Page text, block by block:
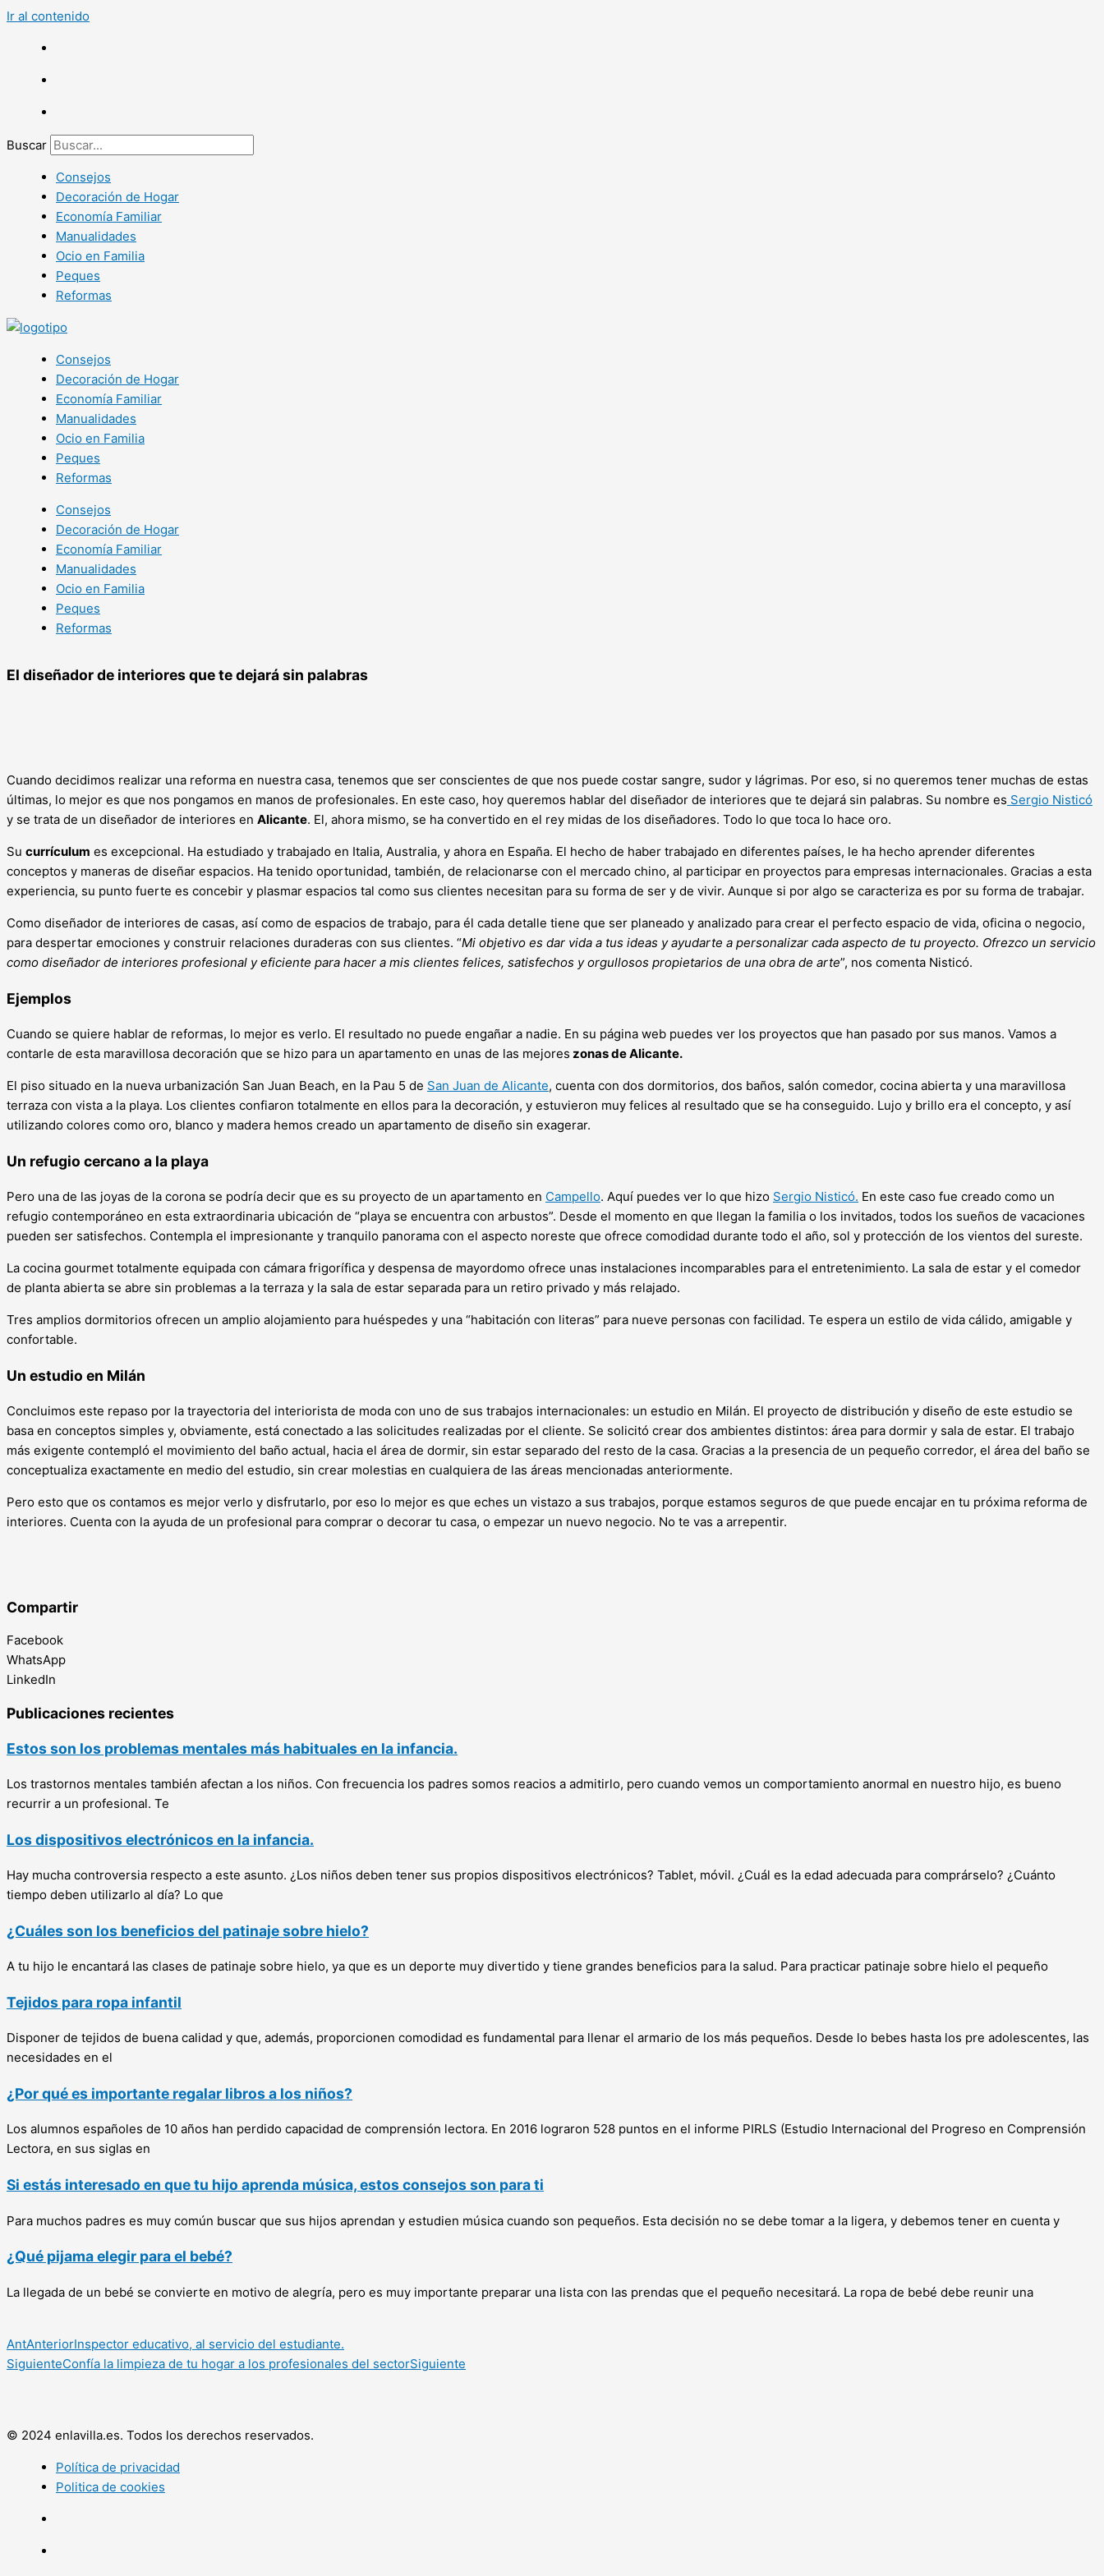
Ir al contenido
Buscar
Consejos
Decoración de Hogar
Economía Familiar
Manualidades
Ocio en Familia
Peques
Reformas
Consejos
Decoración de Hogar
Economía Familiar
Manualidades
Ocio en Familia
Peques
Reformas
Consejos
Decoración de Hogar
Economía Familiar
Manualidades
Ocio en Familia
Peques
Reformas
El diseñador de interiores que te dejará sin palabras
Cuando decidimos realizar una reforma en nuestra casa, tenemos que ser conscientes de que nos puede costar sangre, sudor y lágrimas. Por eso, si no queremos tener muchas de estas
últimas, lo mejor es que nos pongamos en manos de profesionales. En este caso, hoy queremos hablar del diseñador de interiores que te dejará sin palabras. Su nombre es Sergio Nisticó
y se trata de un diseñador de interiores en Alicante. El, ahora mismo, se ha convertido en el rey midas de los diseñadores. Todo lo que toca lo hace oro.
Su currículum es excepcional. Ha estudiado y trabajado en Italia, Australia, y ahora en España. El hecho de haber trabajado en diferentes países, le ha hecho aprender diferentes
conceptos y maneras de diseñar espacios. Ha tenido oportunidad, también, de relacionarse con el mercado chino, al participar en proyectos para empresas internacionales. Gracias a esta
experiencia, su punto fuerte es concebir y plasmar espacios tal como sus clientes necesitan para su forma de ser y de vivir. Aunque si por algo se caracteriza es por su forma de trabajar.
Como diseñador de interiores de casas, así como de espacios de trabajo, para él cada detalle tiene que ser planeado y analizado para crear el perfecto espacio de vida, oficina o negocio,
para despertar emociones y construir relaciones duraderas con sus clientes. “Mi objetivo es dar vida a tus ideas y ayudarte a personalizar cada aspecto de tu proyecto. Ofrezco un servicio
como diseñador de interiores profesional y eficiente para hacer a mis clientes felices, satisfechos y orgullosos propietarios de una obra de arte”, nos comenta Nisticó.
Ejemplos
Cuando se quiere hablar de reformas, lo mejor es verlo. El resultado no puede engañar a nadie. En su página web puedes ver los proyectos que han pasado por sus manos. Vamos a
contarle de esta maravillosa decoración que se hizo para un apartamento en unas de las mejores zonas de Alicante.
El piso situado en la nueva urbanización San Juan Beach, en la Pau 5 de San Juan de Alicante, cuenta con dos dormitorios, dos baños, salón comedor, cocina abierta y una maravillosa
terraza con vista a la playa. Los clientes confiaron totalmente en ellos para la decoración, y estuvieron muy felices al resultado que se ha conseguido. Lujo y brillo era el concepto, y así
utilizando colores como oro, blanco y madera hemos creado un apartamento de diseño sin exagerar.
Un refugio cercano a la playa
Pero una de las joyas de la corona se podría decir que es su proyecto de un apartamento en Campello. Aquí puedes ver lo que hizo Sergio Nisticó. En este caso fue creado como un
refugio contemporáneo en esta extraordinaria ubicación de “playa se encuentra con arbustos”. Desde el momento en que llegan la familia o los invitados, todos los sueños de vacaciones
pueden ser satisfechos. Contempla el impresionante y tranquilo panorama con el aspecto noreste que ofrece comodidad durante todo el año, sol y protección de los vientos del sureste.
La cocina gourmet totalmente equipada con cámara frigorífica y despensa de mayordomo ofrece unas instalaciones incomparables para el entretenimiento. La sala de estar y el comedor
de planta abierta se abre sin problemas a la terraza y la sala de estar separada para un retiro privado y más relajado.
Tres amplios dormitorios ofrecen un amplio alojamiento para huéspedes y una “habitación con literas” para nueve personas con facilidad. Te espera un estilo de vida cálido, amigable y
confortable.
Un estudio en Milán
Concluimos este repaso por la trayectoria del interiorista de moda con uno de sus trabajos internacionales: un estudio en Milán. El proyecto de distribución y diseño de este estudio se
basa en conceptos simples y, obviamente, está conectado a las solicitudes realizadas por el cliente. Se solicitó crear dos ambientes distintos: área para dormir y sala de estar. El trabajo
más exigente contempló el movimiento del baño actual, hacia el área de dormir, sin estar separado del resto de la casa. Gracias a la presencia de un pequeño corredor, el área del baño se
conceptualiza exactamente en medio del estudio, sin crear molestias en cualquiera de las áreas mencionadas anteriormente.
Pero esto que os contamos es mejor verlo y disfrutarlo, por eso lo mejor es que eches un vistazo a sus trabajos, porque estamos seguros de que puede encajar en tu próxima reforma de
interiores. Cuenta con la ayuda de un profesional para comprar o decorar tu casa, o empezar un nuevo negocio. No te vas a arrepentir.
Compartir
Facebook
WhatsApp
LinkedIn
Publicaciones recientes
Estos son los problemas mentales más habituales en la infancia.
Los trastornos mentales también afectan a los niños. Con frecuencia los padres somos reacios a admitirlo, pero cuando vemos un comportamiento anormal en nuestro hijo, es bueno
recurrir a un profesional. Te
Los dispositivos electrónicos en la infancia.
Hay mucha controversia respecto a este asunto. ¿Los niños deben tener sus propios dispositivos electrónicos? Tablet, móvil. ¿Cuál es la edad adecuada para comprárselo? ¿Cuánto
tiempo deben utilizarlo al día? Lo que
¿Cuáles son los beneficios del patinaje sobre hielo?
A tu hijo le encantará las clases de patinaje sobre hielo, ya que es un deporte muy divertido y tiene grandes beneficios para la salud. Para practicar patinaje sobre hielo el pequeño
Tejidos para ropa infantil
Disponer de tejidos de buena calidad y que, además, proporcionen comodidad es fundamental para llenar el armario de los más pequeños. Desde lo bebes hasta los pre adolescentes, las
necesidades en el
¿Por qué es importante regalar libros a los niños?
Los alumnos españoles de 10 años han perdido capacidad de comprensión lectora. En 2016 lograron 528 puntos en el informe PIRLS (Estudio Internacional del Progreso en Comprensión
Lectora, en sus siglas en
Si estás interesado en que tu hijo aprenda música, estos consejos son para ti
Para muchos padres es muy común buscar que sus hijos aprendan y estudien música cuando son pequeños. Esta decisión no se debe tomar a la ligera, y debemos tener en cuenta y
¿Qué pijama elegir para el bebé?
La llegada de un bebé se convierte en motivo de alegría, pero es muy importante preparar una lista con las prendas que el pequeño necesitará. La ropa de bebé debe reunir una
AntAnteriorInspector educativo, al servicio del estudiante.
SiguienteConfía la limpieza de tu hogar a los profesionales del sectorSiguiente
© 2024 enlavilla.es. Todos los derechos reservados.
Política de privacidad
Politica de cookies